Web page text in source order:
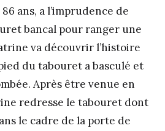
ans, a l’imprudence de
bancal pour ranger une
va découvrir l’histoire
du tabouret a basculé et
Après être venue en
redresse le tabouret dont
le cadre de la porte de